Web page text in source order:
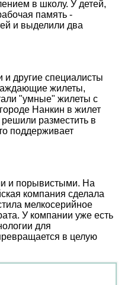
в школу. У детей,
память -
и выделили два
другие специалисты
жилеты,
"умные" жилеты с
Нанкин в жилет
разместить в
поддерживает
и порывистыми. На
компания сделала
мелкосерийное
У компании уже есть
для
в целую